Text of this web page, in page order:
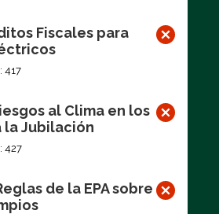
Fiscales para
417
al Clima en los
la Jubilación
427
de la EPA sobre